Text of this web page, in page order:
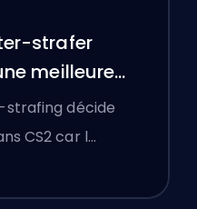
strafer
meilleure
strafing décide
CS2 car l…